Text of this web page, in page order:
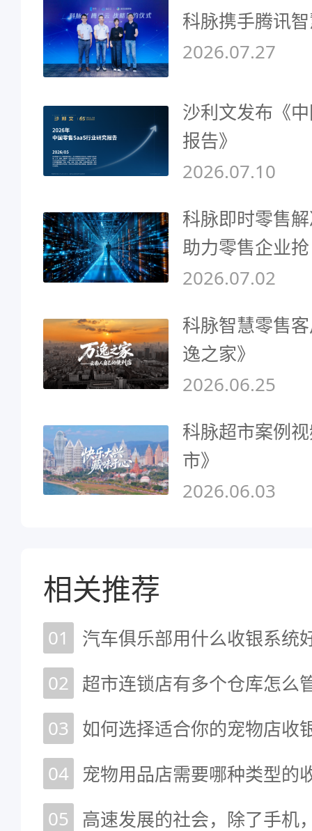
科脉携手腾讯
2026.07.27
沙利文发布《
报告》
2026.07.10
科脉即时零售
助力零售企业
2026.07.02
科脉智慧零售
逸之家》
2026.06.25
科脉超市案例
市》
2026.06.03
相关推荐
01
汽车俱乐部用什么收银系统
02 超市连锁店有多个仓库怎么
03
如何选择适合你的宠物店收
04
宠物用品店需要哪种类型的
05